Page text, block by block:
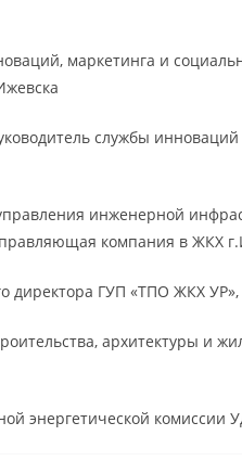
маркетинга и
службы
инженерной
компания в ЖКХ
директора ГУП «ТПО ЖКХ
архитектуры и
энергетической комиссии